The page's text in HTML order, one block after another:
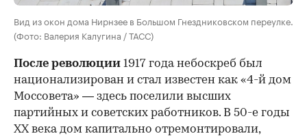
Вид из окон дома Нирнзее в Большом Гнездниковском переулке.
(Фото: Валерия Калугина / ТАСС)
После революции 1917 года небоскреб был
национализирован и стал известен как «4-й дом
Моссовета» — здесь поселили высших
партийных и советских работников. В 50-е годы
ХХ века дом капитально отремонтировали,